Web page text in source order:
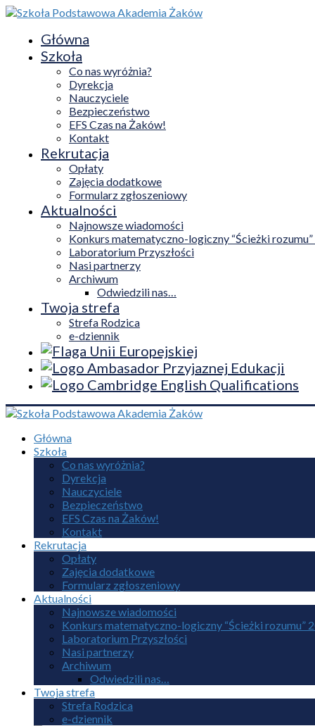
Główna
Szkoła
Co nas wyróżnia?
Dyrekcja
Nauczyciele
Bezpieczeństwo
EFS Czas na Żaków!
Kontakt
Rekrutacja
Opłaty
Zajęcia dodatkowe
Formularz zgłoszeniowy
Aktualności
Najnowsze wiadomości
Konkurs matematyczno-logiczny “Ścieżki
Laboratorium Przyszłości
Nasi partnerzy
Archiwum
Odwiedzili nas…
Twoja strefa
Strefa Rodzica
e-dziennik
Główna
Szkoła
Co nas wyróżnia?
Dyrekcja
Nauczyciele
Bezpieczeństwo
EFS Czas na Żaków!
Kontakt
Rekrutacja
Opłaty
Zajęcia dodatkowe
Formularz zgłoszeniowy
Aktualności
Najnowsze wiadomości
Konkurs matematyczno-logiczny “Ścieżki rozumu”
Laboratorium Przyszłości
Nasi partnerzy
Archiwum
Odwiedzili nas…
Twoja strefa
Strefa Rodzica
e-dziennik